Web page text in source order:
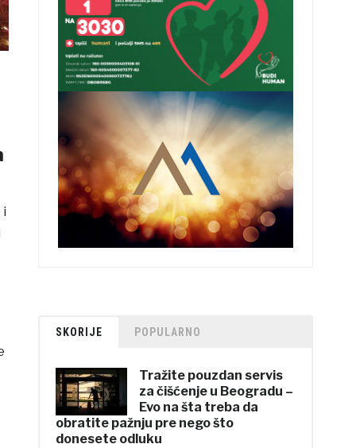
i
SKORIJE POPULARNO
Tražite pouzdan servis
za čišćenje u Beogradu –
Evo na šta treba da
obratite pažnju pre nego što
donesete odluku